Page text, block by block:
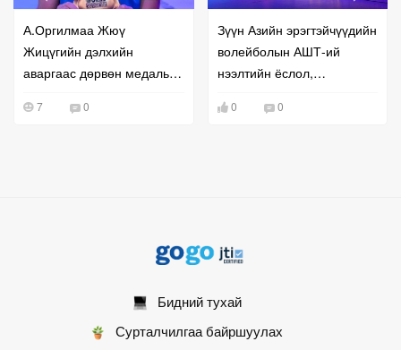
А.Оргилмаа Жюү
Жицүгийн дэлхийн
аваргаас дөрвөн медаль
7 0
Зүүн Азийн эрэгтэйчүүдийн
волейболын АШТ-ий
нээлтийн ёслол,
0 0
Бидний тухай
Сурталчилгаа байршуулах